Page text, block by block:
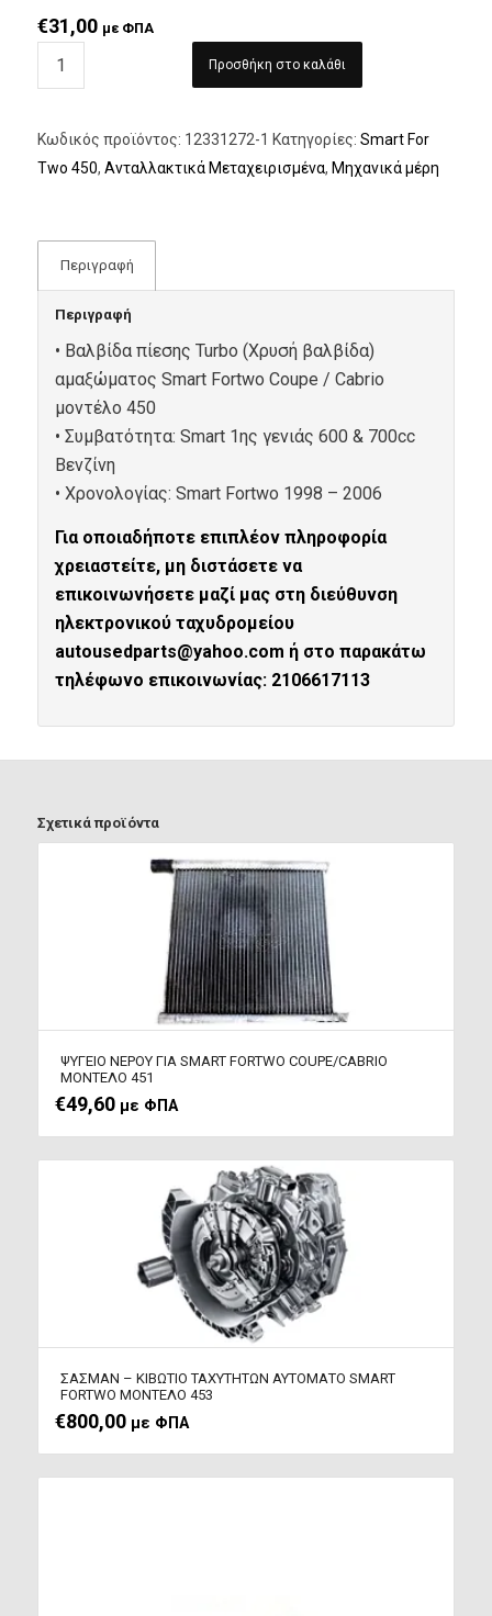
€31,00 με ΦΠΑ
Προσθήκη στο καλάθι
Κωδικός προϊόντος: 12331272-1 Κατηγορίες: Smart For
Two 450, Ανταλλακτικά Μεταχειρισμένα, Μηχανικά μέρη
Περιγραφή
Περιγραφή
• Βαλβίδα πίεσης Turbo (Χρυσή βαλβίδα)
αμαξώματος Smart Fortwo Coupe / Cabrio
μοντέλο 450
• Συμβατότητα: Smart1ης γενιάς 600 & 700cc
Βενζίνη
• Xρονολογίας: Smart Fortwo 1998 – 2006
Για οποιαδήποτε επιπλέον πληροφορία
χρειαστείτε, μη διστάσετε να
επικοινωνήσετε μαζί μας στη διεύθυνση
ηλεκτρονικού ταχυδρομείου
autousedparts@yahoo.com ή στο παρακάτω
τηλέφωνο επικοινωνίας: 2106617113
Σχετικά προϊόντα
ΨΥΓΕΙΟ ΝΕΡΟΥ ΓΙΑ SMART FORTWO COUPE/CABRIO
ΜΟΝΤΕΛΟ 451
€49,60 με ΦΠΑ
ΣΑΣΜΑΝ – ΚΙΒΩΤΙΟ ΤΑΧΥΤΗΤΩΝ ΑΥΤΟΜΑΤΟ SMART
FORTWO ΜΟΝΤΕΛΟ 453
€800,00 με ΦΠΑ